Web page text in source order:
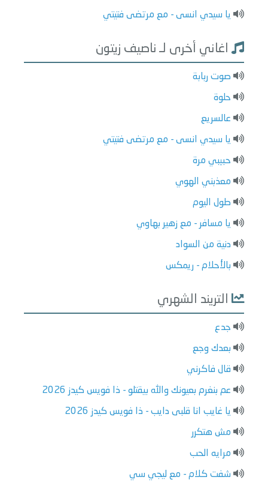
يا سيدي انسى - مع مرتضى فتيتي
اغاني أخرى لـ ناصيف زيتون
صوت ربابة
حلوة
عالسريع
يا سيدي انسى - مع مرتضى فتيتي
حبيبي مرة
معذبني الهوي
طول اليوم
يا مسافر - مع زهير بهاوي
دنية من السواد
بالأحلام - ريمكس
التريند الشهري
جدع
بعدك وجع
قال فاكرني
عم بنغرم بعيونك والله بيقتلو - ذا فويس كيدز 2026
يا غايب انا قلبى دايب - ذا فويس كيدز 2026
مش هتكرر
مرايه الحب
شفت كلام - مع ليجي سي